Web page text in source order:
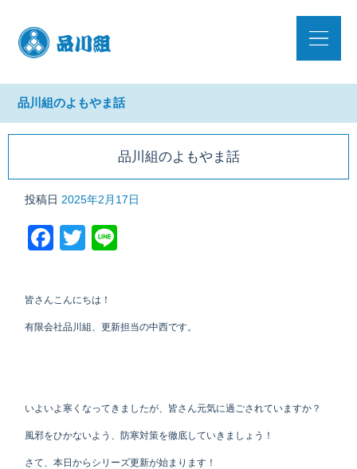
品川組のよもやま話
品川組のよもやま話
投稿日 2025年2月17日
Facebook
Twitter
皆さんこんにちは！
有限会社品川組、更新担当の中西です。
いよいよ寒くなってきましたが、皆さん元気に過ごされていますか？
風邪をひかないよう、防寒対策を徹底していきましょう！
さて、本日からシリーズ更新が始まります！